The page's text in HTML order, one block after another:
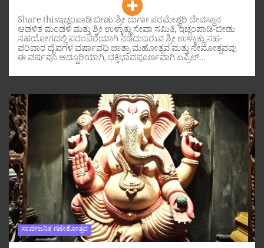
Share thisಇಚ್ಲಂಪಾಡಿ ಬೀಡು:ಶ್ರೀ ದುರ್ಗಾಪರಮೇಶ್ವರಿ ದೇವಸ್ಥಾನ
ಆಡಳಿತ ಮಂಡಳಿ ಮತ್ತು ಶ್ರೀ ಉಳ್ಳಾಕ್ಲು ಸೇವಾ ಸಮಿತಿ, ಇಚ್ಲಂಪಾಡಿ-ಬೀಡು
ಸಹಯೋಗದಲ್ಲಿ ಪರಂಪರೆಯಾಗಿ ನಡೆದುಬರುವ ಶ್ರೀ ಉಳ್ಳಾಕ್ಲು ಸಹ-
ಪರಿವಾರ ದೈವಗಳ ವರ್ಷಾವಧಿ ಜಾತ್ರಾ ಮಹೋತ್ಸವ ಮತ್ತು ನೇಮೋತ್ಸವವು
ಈ ವರ್ಷವೂ ಅದ್ದೂರಿಯಾಗಿ, ಭಕ್ತಿಭಾವಪೂರ್ಣವಾಗಿ ಏಪ್ರಿಲ್…
ಸಾರ್ವಜನಿಕ ಗಣೇಶೋತ್ಸವ